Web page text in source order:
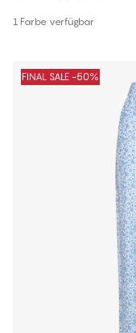
1 Farbe verfügbar
FINAL SALE -50%